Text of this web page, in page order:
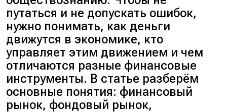
путаться и не допускать ошибок,
нужно понимать, как деньги
движутся в экономике, кто
управляет этим движением и чем
отличаются разные финансовые
инструменты. В статье разберём
основные понятия: финансовый
рынок, фондовый рынок,